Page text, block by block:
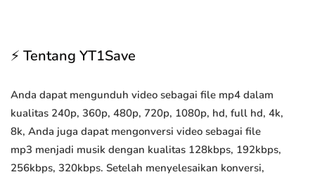
⚡ Tentang YT1Save
Anda dapat mengunduh video sebagai file mp4 dalam
kualitas 240p, 360p, 480p, 720p, 1080p, hd, full hd, 4k,
8k, Anda juga dapat mengonversi video sebagai file
mp3 menjadi musik dengan kualitas 128kbps, 192kbps,
256kbps, 320kbps. Setelah menyelesaikan konversi,